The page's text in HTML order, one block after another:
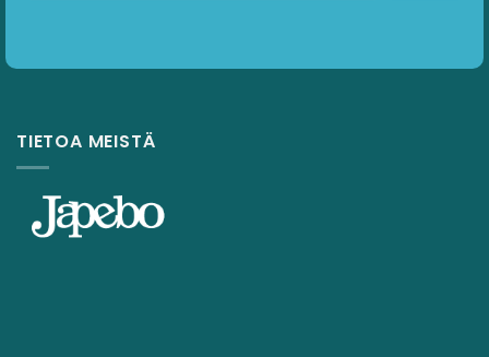
TIETOA MEISTÄ